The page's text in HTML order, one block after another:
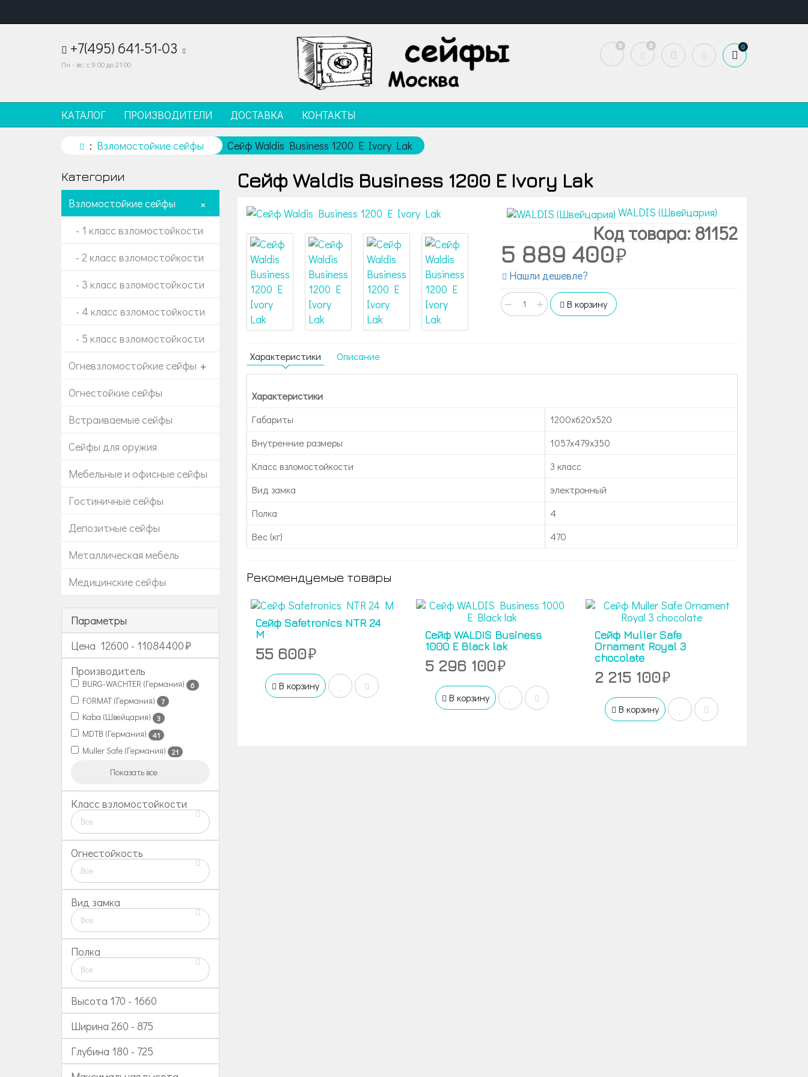
+7(495) 641-51-03
Пн - вс: с 9:00 до 21:00
0 0 0
КАТАЛОГ ПРОИЗВОДИТЕЛИ ДОСТАВКА КОНТАКТЫ
Взломостойкие сейфы Сейф Waldis Business 1200 E Ivory Lak
Категории
Взломостойкие сейфы +
- 1 класс взломостойкости
- 2 класс взломостойкости
- 3 класс взломостойкости
- 4 класс взломостойкости
- 5 класс взломостойкости
Огневзломостойкие сейфы +
Огнестойкие сейфы
Встраиваемые сейфы
Сейфы для оружия
Мебельные и офисные сейфы
Гостиничные сейфы
Депозитные сейфы
Металлическая мебель
Медицинские сейфы
Параметры
Цена 12600 - 11084400
Производитель
BURG-WACHTER (Германия) 6
FORMAT (Германия) 7
Kaba (Швейцария) 3
MDTB (Германия) 41
Muller Safe (Германия) 21
Показать все
Класс взломостойкости
Все
Огнестойкость
Все
Вид замка
Все
Полка
Все
Высота 170 - 1660
Ширина 260 - 875
Глубина 180 - 725
Сейф Waldis Business 1200 E Ivory Lak
WALDIS (Швейцария)
Код товара: 81152
5 889 400
Нашли дешевле?
− + В корзину
Характеристики Описание
Характеристики
Габариты
1200х620х520
Внутренние размеры
1057х479х350
Класс взломостойкости
3 класс
Вид замка
электронный
Полка
4
Вес (кг)
470
Рекомендуемые товары
Сейф Safetronics NTR 24
M
55 600
В корзину
Сейф WALDIS Business
1000 E Black lak
5 296 100
В корзину
Сейф Muller Safe
Ornament Royal 3
chocolate
2 215 100
В корзину